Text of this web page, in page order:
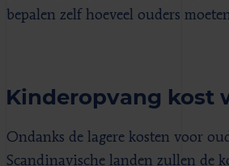
bepalen zelf hoeveel ouders
Kinderopvang kost
Ondanks de lagere kosten voor
Scandinavische landen zullen de